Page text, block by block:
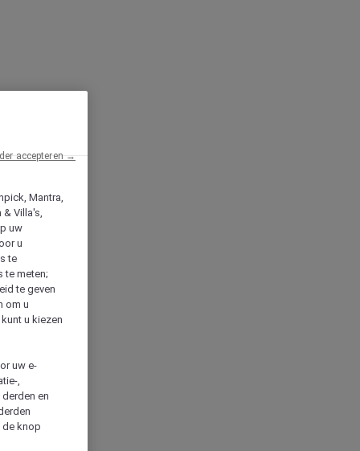
Mantra,
& Villa's,
uw
u
te
te meten;
te geven
om u
u kiezen
uw e-
,
en
de knop
accepteren →